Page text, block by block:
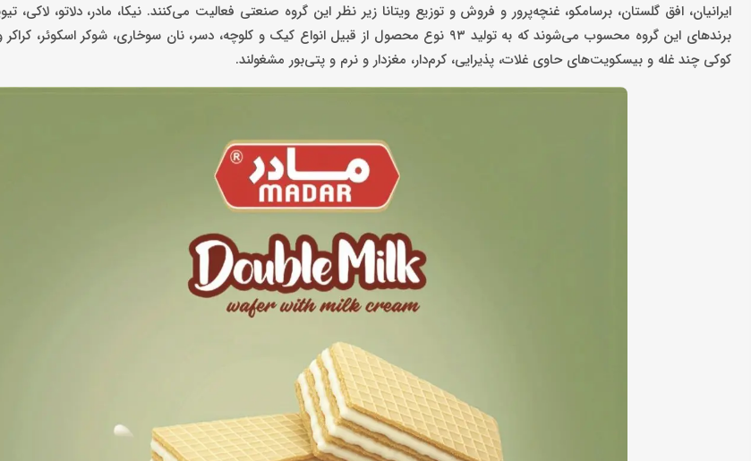
ایرانیان، افق گلستان، برسامکو، غنچه‌پرور و فروش و توزیع ویتانا زیر نظر این گروه صنعتی فعالیت می‌کنند. نیکا، مادر، دلاتو، لاکی،
برندهای این گروه محسوب می‌شوند که به تولید ۹۳ نوع محصول از قبیل انواع کیک و کلوچه، دسر، نان سوخاری، شوکر
کوکی چند غله و بیسکویت‌های حاوی غلات، پذیرایی، کرم‌دار، مغزدار و نرم و پتی‌بور مشغولند.